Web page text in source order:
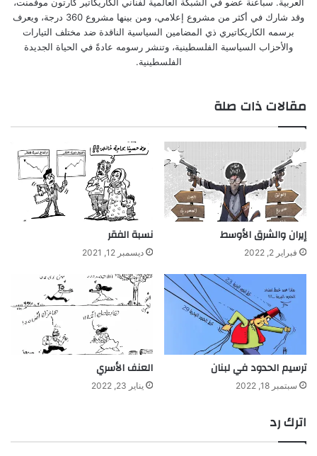
وقد شارك في أكثر من مشروع إعلامي، ومن بينها مشروع 360 درجة، ويعرف
برسمه الكاريكاتيري ذي المضامين السياسية الناقدة ضد مختلف التيارات
والأحزاب السياسية الفلسطينية، وتنشر رسومه عادةً في الحياة الجديدة
الفلسطينية.
مقالات ذات صلة
إيران والشرق الأوسط
فبراير 2, 2022
نسبة الفقر
ديسمبر 12, 2021
ترسيم الحدود في لبنان
سبتمبر 18, 2022
العنف الأسري
يناير 23, 2022
اترك رد